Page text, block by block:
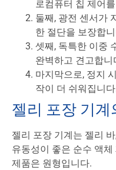
로컴퓨터 칩 제어
둘째, 광전 센서가
한 절단을 보장합
셋째, 독특한 이중
완벽하고 견고합니
마지막으로, 정지
작이 더 쉬워집니
젤리 포장 기계
젤리 포장 기계는 젤리
유동성이 좋은 순수 액
제품은 원형입니다.